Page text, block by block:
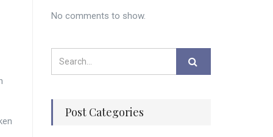
No comments to show.
Post Categories